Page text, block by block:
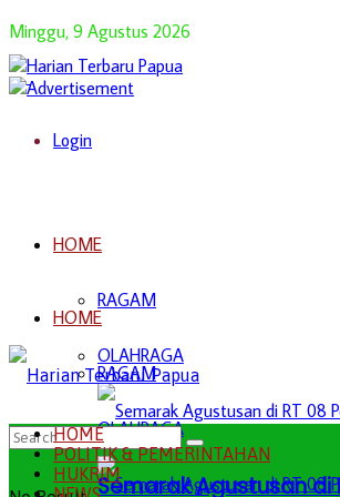
Minggu, 9 Agustus 2026
Login
HOME
RAGAM
OLAHRAGA
Semarak Agustusan di
HOME
RAGAM
OLAHRAGA
HOME
POLITIK & PEMERINTAHAN
HUKRIM